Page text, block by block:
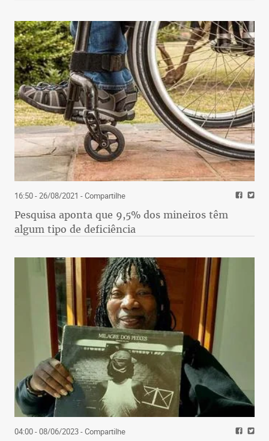
16:50 - 26/08/2021 - Compartilhe
Pesquisa aponta que 9,5% dos mineiros têm
algum tipo de deficiência
04:00 - 08/06/2023- Compartilhe